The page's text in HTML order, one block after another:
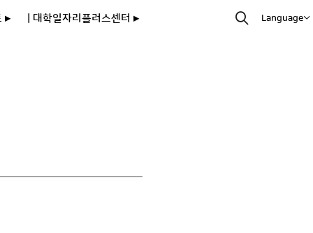
▸ | 대학일자리플러스센터 ▸ Language